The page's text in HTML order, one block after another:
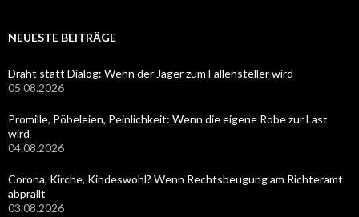
NEUESTE BEITRÄGE
Draht statt Dialog: Wenn der Jäger zum Fallensteller wird
05.08.2026
Promille, Pöbeleien, Peinlichkeit: Wenn die eigene Robe zur Last
wird
04.08.2026
Corona, Kirche, Kindeswohl? Wenn Rechtsbeugung am Richteramt
abprallt
03.08.2026